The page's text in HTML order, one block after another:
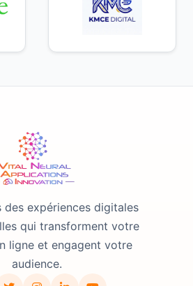
des expériences digitales
qui transforment votre
ligne et engagent votre
audience.